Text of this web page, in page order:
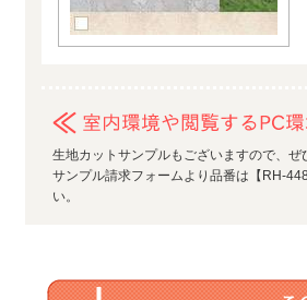
生地カットサンプルもございますので、ぜ
サンプル請求フォームより品番は【RH-
い。